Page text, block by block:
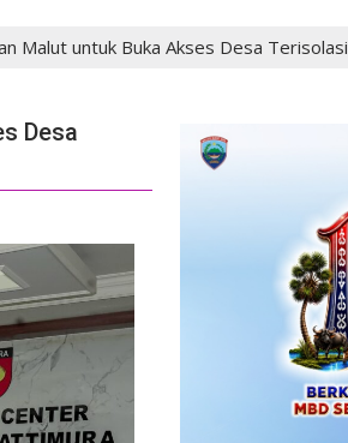
Malut untuk Buka Akses Desa Terisolasi
Desa